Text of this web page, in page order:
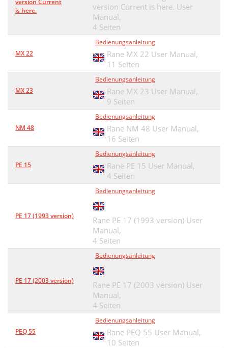
version Current
is here.
version Current is here. User
Manual,
4 Seiten
MX 22
Bedienungsanleitung
Rane MX 22 User Manual,
11 Seiten
MX 23
Bedienungsanleitung
Rane MX 23 User Manual,
9 Seiten
NM 48
Bedienungsanleitung
Rane NM 48 User Manual,
16 Seiten
PE 15
Bedienungsanleitung
Rane PE 15 User Manual,
4 Seiten
PE 17 (1993 version)
Bedienungsanleitung
Rane PE 17 (1993 version) User
Manual,
4 Seiten
PE 17 (2003 version)
Bedienungsanleitung
Rane PE 17 (2003 version) User
Manual,
4 Seiten
PEQ 55
Bedienungsanleitung
Rane PEQ 55 User Manual,
10 Seiten